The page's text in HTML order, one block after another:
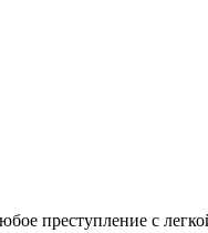
преступление с